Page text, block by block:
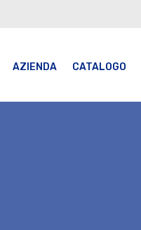
AZIENDA CATALOGO